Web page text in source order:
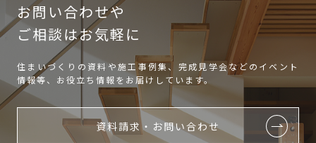
お問い合わせや
ご相談はお気軽に
住まいづくりの資料や施工事例集、完成見学会などのイベント
情報等、お役立ち情報をお届けしています。
資料請求・お問い合わせ